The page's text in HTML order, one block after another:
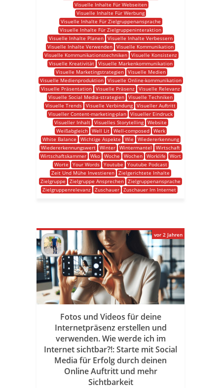
Visuelle Inhalte Für Webseiten
Visuelle Inhalte Für Werbung
Visuelle Inhalte Für Zielgruppenansprache
Visuelle Inhalte Für Zielgruppeninteraktion
Visuelle Inhalte Planen
Visuelle Inhalte Verbessern
Visuelle Inhalte Verwenden Visuelle Kommunikation
Visuelle Kommunikationstechniken
Visuelle Konsistenz
Visuelle Kreativität
Visuelle Markenkommunikation
Visuelle Marketingstrategien
Visuelle Medien
Visuelle Medienproduktion
Visuelle Online-kommunikation
Visuelle Präsentation Visuelle Präsenz Visuelle Relevanz
Visuelle Social Media-strategien Visuelle Techniken
Visuelle Trends Visuelle Verbindung Visueller Auftritt
Visueller Content-marketing-plan Visueller Eindruck
Visueller Inhalt Visuelles Storytelling Website
Weißabgleich
Well Lit Well-composed
Werk
White Balance
Wichtige Aspekte Wie
Wiedererkennung
Wiedererkennungswert Winter Wintermantel
Wirtschaft
Wirtschaftskammer
Wko Woche Wochen Worklife
Wort
Worte
Your Words Youtube
Youtube Podcast
Zeit Und Mühe Investieren Zielgerichtete Inhalte
Zielgruppe
Zielgruppe Ansprechen Zielgruppenansprache
Zielgruppenrelevanz Zuschauer Zuschauer Im Internet
Fotos und Videos für deine
Internetpräsenz erstellen und
verwenden. Wie werde ich im
Internet sichtbar?!: Starte mit Social
Media für Erfolg durch deinen
Online Auftritt und mehr
Sichtbarkeit
vor 2 Jahren